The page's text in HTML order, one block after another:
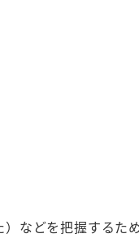
などを把握するため